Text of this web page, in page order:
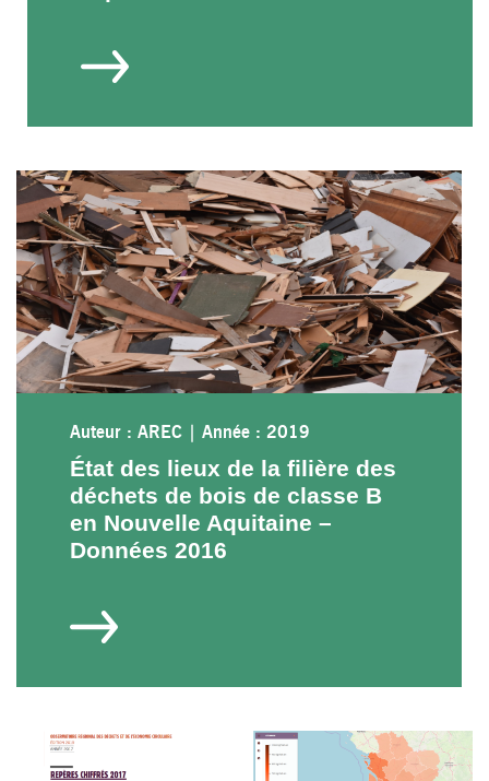
Auteur : AREC | Année : 2019
État des lieux de la filière des
déchets de bois de classe B
en Nouvelle Aquitaine –
Données 2016